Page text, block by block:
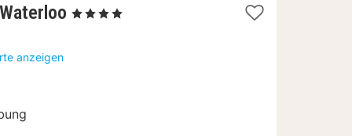
1
, 4 Sterne
anzeigen